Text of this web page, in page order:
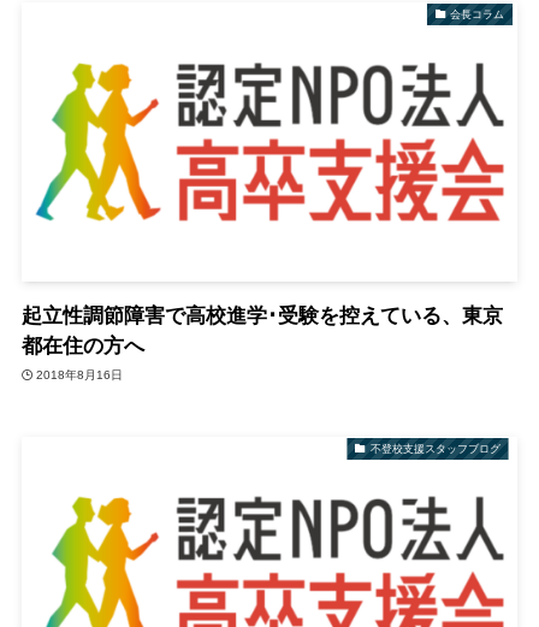
会長コラム
起立性調節障害で高校進学･受験を控えている、東京
都在住の方へ
2018年8月16日
不登校支援スタッフブログ